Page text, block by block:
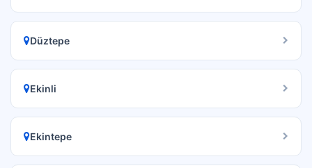
Düztepe
Ekinli
Ekintepe